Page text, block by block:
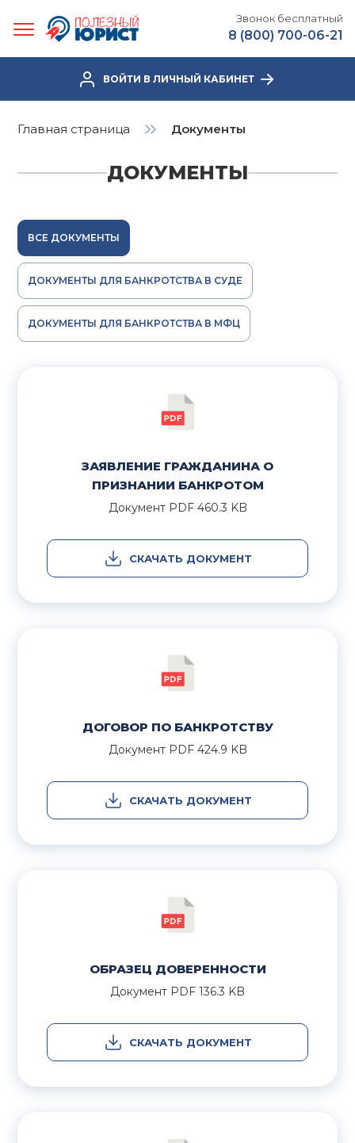
Звонок бесплатный
8 (800) 700-06-21
ВОЙТИ В ЛИЧНЫЙ КАБИНЕТ
Главная страница Документы
ДОКУМЕНТЫ
ВСЕ ДОКУМЕНТЫ
ДОКУМЕНТЫ ДЛЯ БАНКРОТСТВА В СУДЕ
ДОКУМЕНТЫ ДЛЯ БАНКРОТСТВА В МФЦ
ЗАЯВЛЕНИЕ ГРАЖДАНИНА О
ПРИЗНАНИИ БАНКРОТОМ
Документ PDF460.3 KB
СКАЧАТЬ ДОКУМЕНТ
ДОГОВОР ПО БАНКРОТСТВУ
Документ PDF424.9 KB
СКАЧАТЬ ДОКУМЕНТ
ОБРАЗЕЦ ДОВЕРЕННОСТИ
Документ PDF 136.3 KB
СКАЧАТЬ ДОКУМЕНТ